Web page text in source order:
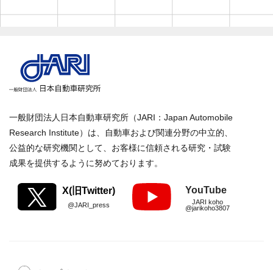
一般財団法人日本自動車研究所（JARI：Japan Automobile
Research Institute）は、自動車および関連分野の中立的、
公益的な研究機関として、お客様に信頼される研究・試験
成果を提供するように努めております。
X(旧Twitter)
@JARI_press
YouTube
JARI koho
@jarikoho3807